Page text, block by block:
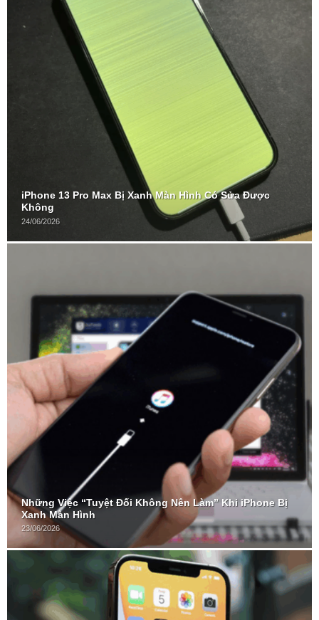
iPhone 13 Pro Max Bị Xanh Màn Hình Có Sửa Được
Không
24/06/2026
Những Việc “Tuyệt Đối Không Nên Làm” Khi iPhone Bị
Xanh Màn Hình
23/06/2026